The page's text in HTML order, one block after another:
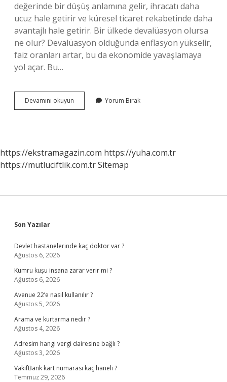
değerinde bir düşüş anlamına gelir, ihracatı daha
ucuz hale getirir ve küresel ticaret rekabetinde daha
avantajlı hale getirir. Bir ülkede devalüasyon olursa
ne olur? Devalüasyon olduğunda enflasyon yükselir,
faiz oranları artar, bu da ekonomide yavaşlamaya
yol açar. Bu…
Devamını okuyun
Devalüasyon
Yorum Bırak
https://ekstramagazin.com https://yuha.com.tr
https://mutluciftlik.com.trSitemap
Sidebar
Son Yazılar
Devlet hastanelerinde kaç doktor var ?
Ağustos 6, 2026
Kumru kuşu insana zarar verir mi ?
Ağustos 6, 2026
Avenue 22’e nasıl kullanılır ?
Ağustos 5, 2026
Arama ve kurtarma nedir ?
Ağustos 4, 2026
Adresim hangi vergi dairesine bağlı ?
Ağustos 3, 2026
VakıfBank kart numarası kaç haneli ?
Temmuz 29, 2026